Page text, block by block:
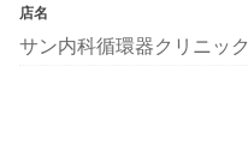
店名
サン内科循環器クリニック